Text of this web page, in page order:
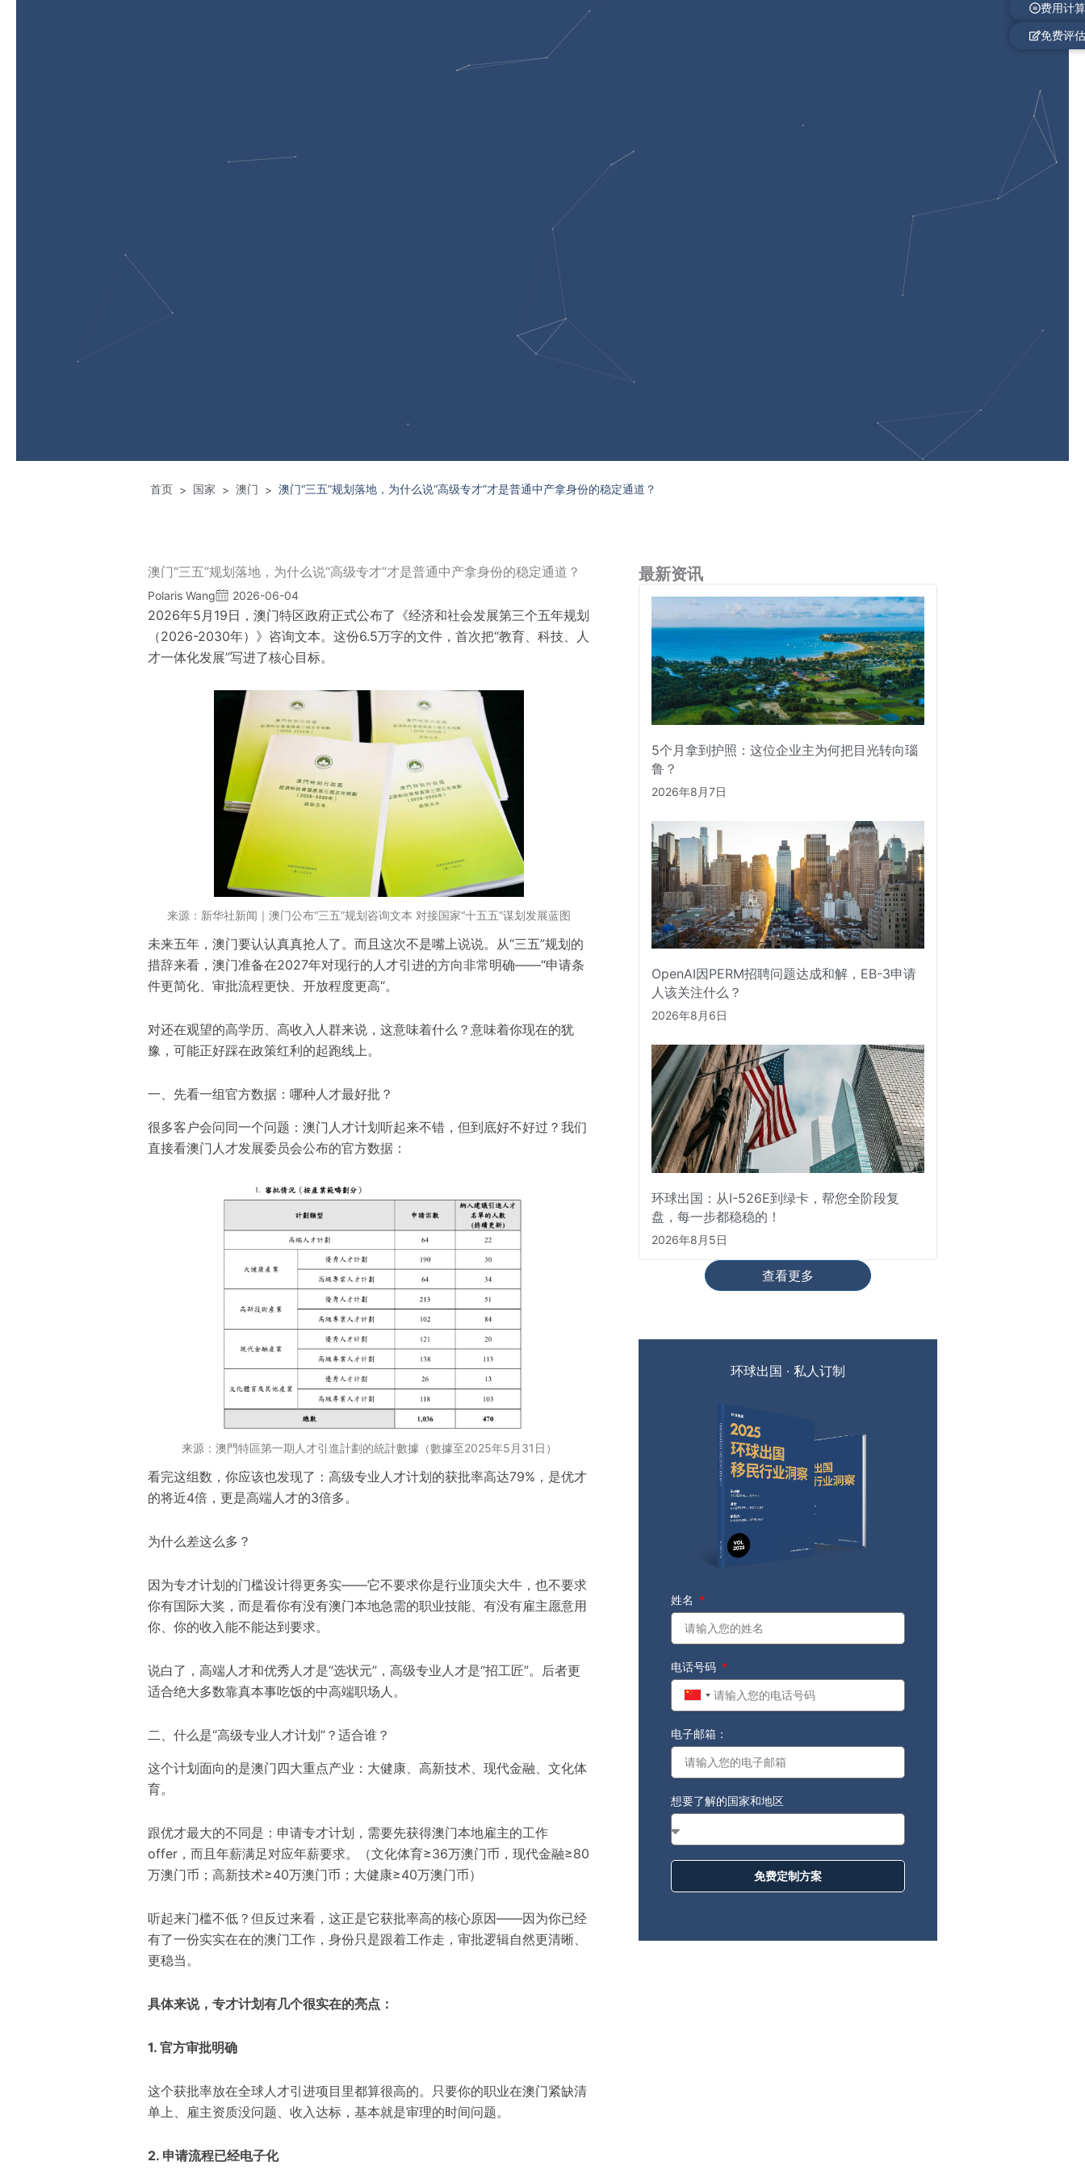
首页 > 国家 > 澳门 > 澳门“三五”规划落地，为什么说“高级专才”才是普通中产拿身份的稳定通道？
澳门“三五”规划落地，为什么说“高级专才”才是普通中产拿身份的稳定通道？
Polaris Wang 2026-06-04
2026年5月19日，澳门特区政府正式公布了《经济和社会发展第三个五年规划
（2026-2030年）》咨询文本。这份6.5万字的文件，首次把“教育、科技、人
才一体化发展”写进了核心目标。
来源：新华社新闻｜澳门公布“三五”规划咨询文本 对接国家“十五五”谋划发展蓝图
未来五年，澳门要认认真真抢人了。而且这次不是嘴上说说。从“三五”规划的
措辞来看，澳门准备在2027年对现行的人才引进的方向非常明确——“申请条
件更简化、审批流程更快、开放程度更高“。
对还在观望的高学历、高收入人群来说，这意味着什么？意味着你现在的犹
豫，可能正好踩在政策红利的起跑线上。
一、先看一组官方数据：哪种人才最好批？
很多客户会问同一个问题：澳门人才计划听起来不错，但到底好不好过？我们
直接看澳门人才发展委员会公布的官方数据：
来源：澳門特區第一期人才引進計劃的統計數據（數據至2025年5月31日）
看完这组数，你应该也发现了：高级专业人才计划的获批率高达79%，是优才
的将近4倍，更是高端人才的3倍多。
为什么差这么多？
因为专才计划的门槛设计得更务实——它不要求你是行业顶尖大牛，也不要求
你有国际大奖，而是看你有没有澳门本地急需的职业技能、有没有雇主愿意用
你、你的收入能不能达到要求。
说白了，高端人才和优秀人才是“选状元”，高级专业人才是“招工匠”。后者更
适合绝大多数靠真本事吃饭的中高端职场人。
二、什么是“高级专业人才计划”？适合谁？
这个计划面向的是澳门四大重点产业：大健康、高新技术、现代金融、文化体
育。
跟优才最大的不同是：申请专才计划，需要先获得澳门本地雇主的工作
offer ，而且年薪满足对应年薪要求。 （文化体育≥36万澳门币，现代金融≥80
万澳门币；高新技术≥40万澳门币；大健康≥40万澳门币）
听起来门槛不低？但反过来看，这正是它获批率高的核心原因——因为你已经
有了一份实实在在的澳门工作，身份只是跟着工作走，审批逻辑自然更清晰、
更稳当。
具体来说，专才计划有几个很实在的亮点：
1. 官方审批明确
这个获批率放在全球人才引进项目里都算很高的。只要你的职业在澳门紧缺清
单上、雇主资质没问题、收入达标，基本就是审理的时间问题。
2. 申请流程已经电子化
最新资讯
5个月拿到护照：这位企业主为何把目光转向瑙
鲁？
2026年8月7日
OpenAI因PERM招聘问题达成和解，EB-3申请
人该关注什么？
2026年8月6日
环球出国：从I-526E到绿卡，帮您全阶段复
盘，每一步都稳稳的！
2026年8月5日
查看更多
环球出国 · 私人订制
姓名
电话号码
China
电子邮箱：
想要了解的国家和地区
免费定制方案
费用计算
免费评估